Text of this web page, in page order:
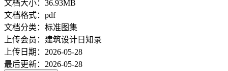
文档大小： 36.93MB
文档格式： pdf
文档分类： 标准图集
上传会员： 建筑设计日知录
上传日期： 2026-05-28
最后更新： 2026-05-28